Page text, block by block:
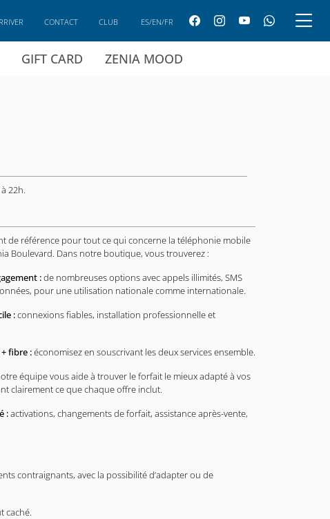
GIFT CARD ZENIA MOOD
CONTACT CLUB ES/EN/FR
22h.
de référence pour tout ce qui concerne la téléphonie mobile
Boulevard. Dans notre boutique, vous trouverez :
:de nombreuses options avec appels illimités, SMS
pour une utilisation nationale comme internationale.
:connexions fiables, installation professionnelle et
fibre :économisez en souscrivant les deux services ensemble.
équipe vous aide à trouver le forfait le mieux adapté à vos
clairement ce que chaque offre inclut.
:activations, changements de forfait, assistance après-vente,
contraignants, avec la possibilité d’adapter ou de
caché.